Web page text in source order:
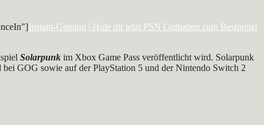
Instant-Gaming | Hole dir jetzt PSN Guthaben zum Bestpreis!
Solarpunk im Xbox Game Pass veröffentlicht wird. Solarpunk
GOG sowie auf der PlayStation 5 und der Nintendo Switch 2